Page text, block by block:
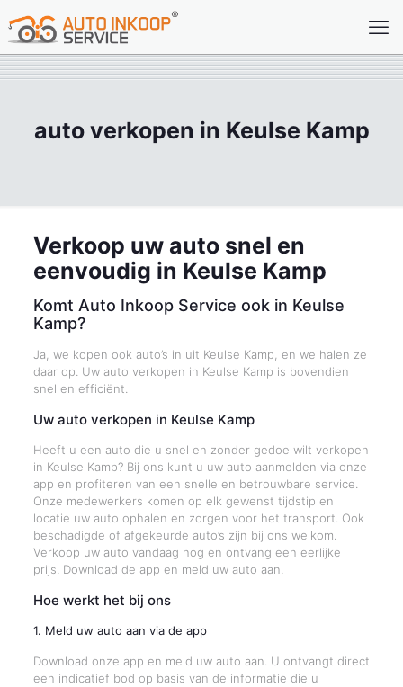
auto verkopen in Keulse Kamp
Verkoop uw auto snel en
eenvoudig in Keulse Kamp
Komt Auto Inkoop Service ook in Keulse
Kamp?
Ja, we kopen ook auto’s in uit Keulse Kamp, en we halen ze
daar op. Uw auto verkopen in Keulse Kamp is bovendien
snel en efficiënt.
Uw auto verkopen in Keulse Kamp
Heeft u een auto die u snel en zonder gedoe wilt verkopen
in Keulse Kamp? Bij ons kunt u uw auto aanmelden via onze
app en profiteren van een snelle en betrouwbare service.
Onze medewerkers komen op elk gewenst tijdstip en
locatie uw auto ophalen en zorgen voor het transport. Ook
beschadigde of afgekeurde auto’s zijn bij ons welkom.
Verkoop uw auto vandaag nog en ontvang een eerlijke
prijs. Download de app en meld uw auto aan.
Hoe werkt het bij ons
1. Meld uw auto aan via de app
Download onze app en meld uw auto aan. U ontvangt direct
een indicatief bod op basis van de informatie die u